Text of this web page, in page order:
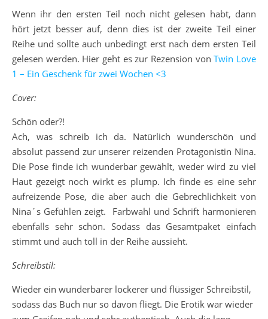
Wenn ihr den ersten Teil noch nicht gelesen habt, dann
hört jetzt besser auf, denn dies ist der zweite Teil einer
Reihe und sollte auch unbedingt erst nach dem ersten Teil
gelesen werden. Hier geht es zur Rezension vonTwin Love
1 – Ein Geschenk für zwei Wochen <3
Cover:
Schön oder?!
Ach, was schreib ich da. Natürlich wunderschön und
absolut passend zur unserer reizenden Protagonistin Nina.
Die Pose finde ich wunderbar gewählt, weder wird zu viel
Haut gezeigt noch wirkt es plump. Ich finde es eine sehr
aufreizende Pose, die aber auch die Gebrechlichkeit von
Nina´s Gefühlen zeigt. Farbwahl und Schrift harmonieren
ebenfalls sehr schön. Sodass das Gesamtpaket einfach
stimmt und auch toll in der Reihe aussieht.
Schreibstil:
Wieder ein wunderbarer lockerer und flüssiger Schreibstil,
sodass das Buch nur so davon fliegt. Die Erotik war wieder